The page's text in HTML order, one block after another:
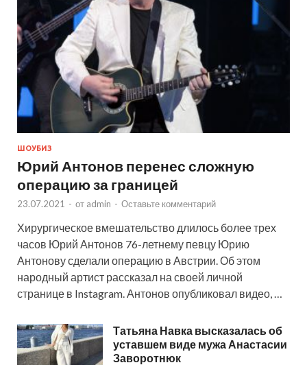
ШОУБИЗ
Юрий Антонов перенес сложную
операцию за границей
23.07.2021 - от admin - Оставьте комментарий
Хирургическое вмешательство длилось более трех
часов Юрий Антонов 76-летнему певцу Юрию
Антонову сделали операцию в Австрии. Об этом
народный артист рассказал на своей личной
странице в Instagram. Антонов опубликовал видео, …
Татьяна Навка высказалась об
уставшем виде мужа Анастасии
Заворотнюк